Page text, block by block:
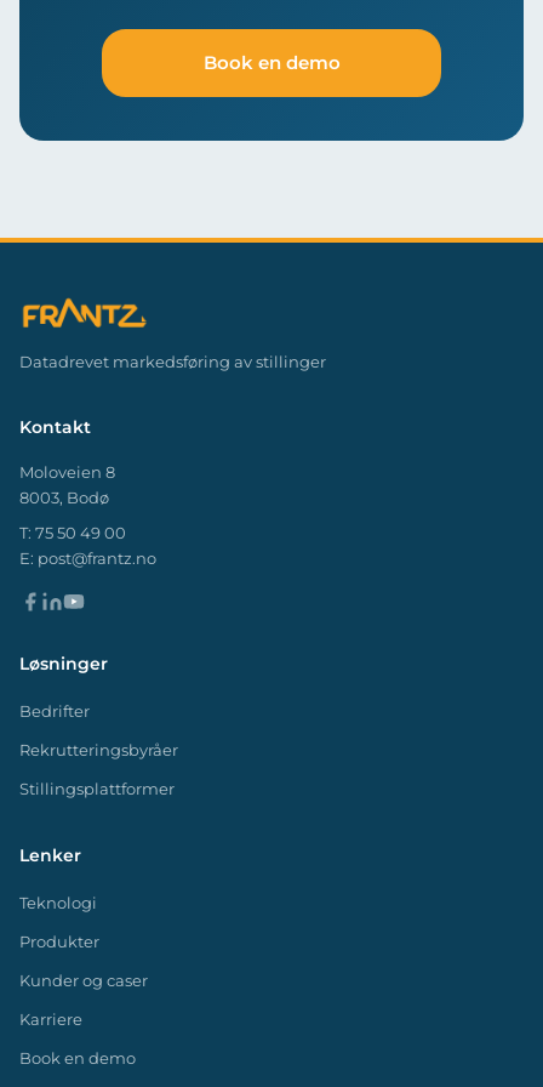
Book en demo
Datadrevet markedsføring av stillinger
Kontakt
Moloveien 8
8003, Bodø
T: 75 50 49 00
E: post@frantz.no
Løsninger
Bedrifter
Rekrutteringsbyråer
Stillingsplattformer
Lenker
Teknologi
Produkter
Kunder og caser
Karriere
Book en demo